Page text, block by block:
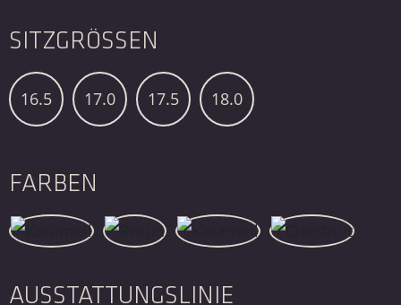
SITZGRÖSSEN
16.5 17.0 17.5 18.0
FARBEN
AUSSTATTUNGSLINIE